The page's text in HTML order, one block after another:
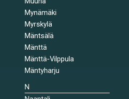
Mynämäki
Myrskylä
Mäntsälä
Mänttä
Mänttä-Vilppula
Mäntyharju
N